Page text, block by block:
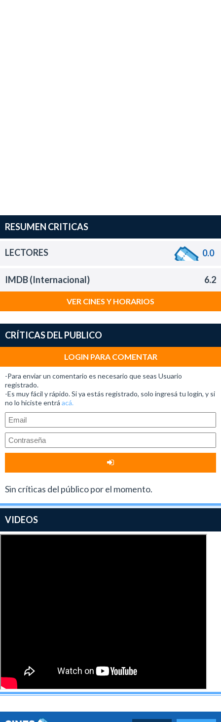
RESUMEN CRITICAS
LECTORES 0.0
IMDB (Internacional) 6.2
VER CINES Y HORARIOS
CRÍTICAS DEL PUBLICO
LOGIN PARA COMENTAR
-Para enviar un comentario es necesario que seas Usuario
registrado.
-Es muy fácil y rápido. Si ya estás registrado, solo ingresá tu login, y si
no lo hiciste entrá acá.
Sin críticas del público por el momento.
VIDEOS